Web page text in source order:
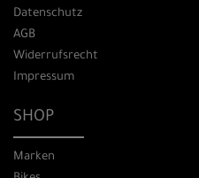
Datenschutz
AGB
Widerrufsrecht
Impressum
SHOP
Marken